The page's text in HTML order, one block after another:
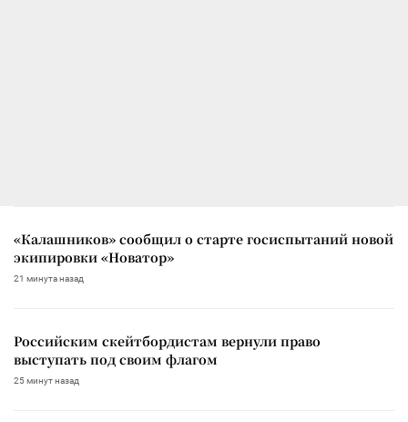
«Калашников» сообщил о старте госиспытаний новой
экипировки «Новатор»
21 минута назад
Российским скейтбордистам вернули право
выступать под своим флагом
25 минут назад